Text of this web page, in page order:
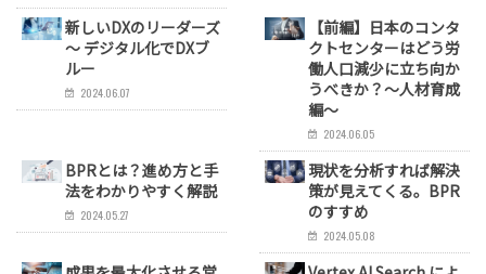
新しいDXのリーダーズ
～ デジタル化でDXブ
ルー
2024.06.07
【前編】日本のコンタ
クトセンターはどう労
働人口減少に立ち向か
うべきか？～人材育成
編～
2024.06.05
BPRとは？進め方と手
法をわかりやすく解説
2024.05.27
現状を分析すれば解決
策が見えてくる。BPR
のすすめ
2024.05.08